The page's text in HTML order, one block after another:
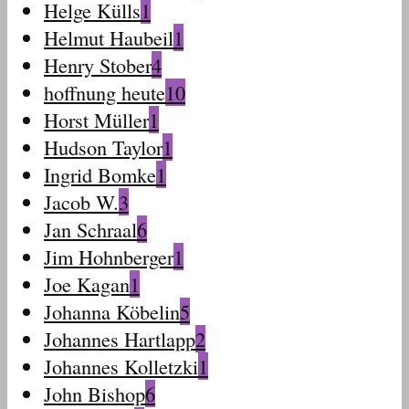
Helge Külls1
Helmut Haubeil1
Henry Stober4
hoffnung heute10
Horst Müller1
Hudson Taylor1
Ingrid Bomke1
Jacob W.3
Jan Schraal6
Jim Hohnberger1
Joe Kagan1
Johanna Köbelin5
Johannes Hartlapp2
Johannes Kolletzki1
John Bishop6